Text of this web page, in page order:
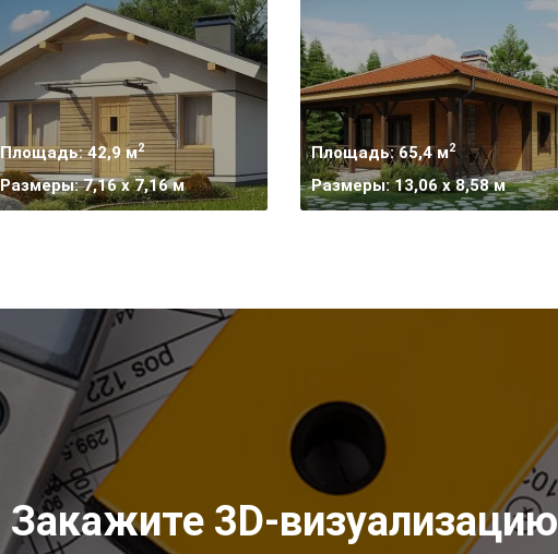
Площадь: 42,9 м2
Размеры: 7,16 х 7,16 м
Площадь: 65,4 м2
Размеры: 13,06 x 8,58 м
Закажите 3D-визуализацию